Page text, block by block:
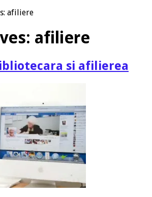
afiliere
afiliere
si afilierea